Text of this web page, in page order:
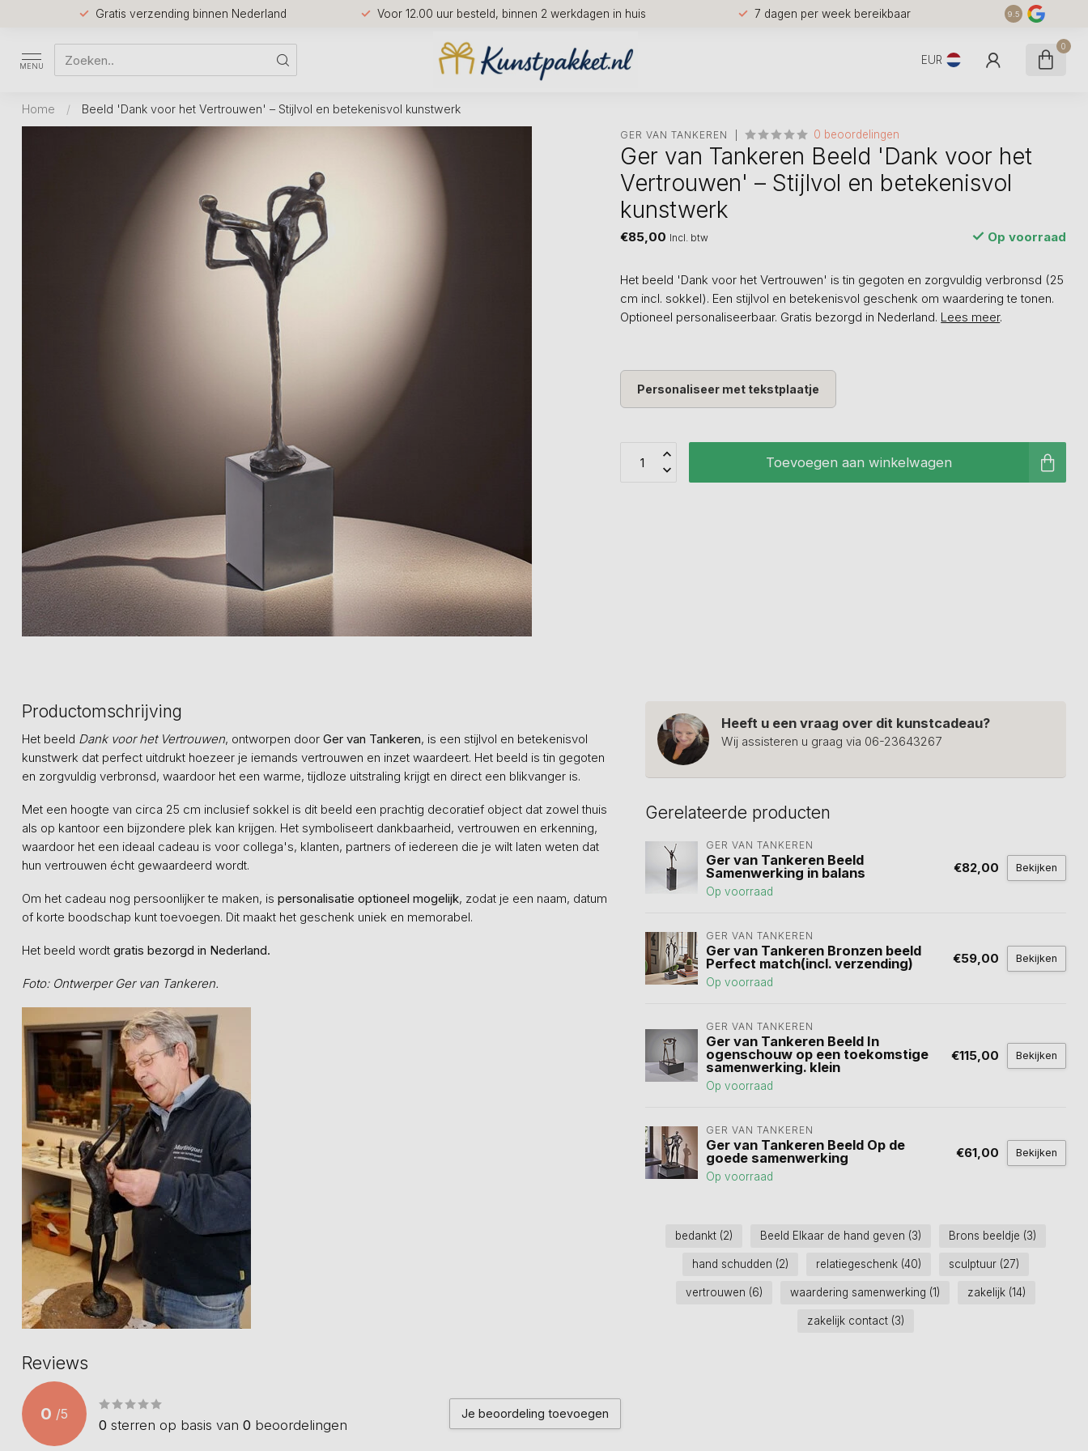
Gratis verzending binnen Nederland Voor 12.00 uur besteld, binnen 2 werkdagen in huis 7 dagen per week bereikbaar 9.5
MENU EUR
0
Home / Beeld 'Dank voor het Vertrouwen' – Stijlvol en betekenisvol kunstwerk
GER VAN TANKEREN 0 beoordelingen
Ger van Tankeren Beeld 'Dank voor het
Vertrouwen' – Stijlvol en betekenisvol
kunstwerk
€85,00 Incl. btw Op voorraad
Het beeld 'Dank voor het Vertrouwen' is tin gegoten en zorgvuldig verbronsd (25
cm incl. sokkel). Een stijlvol en betekenisvol geschenk om waardering te tonen.
Optioneel personaliseerbaar. Gratis bezorgd in Nederland. Lees meer.
Personaliseer met tekstplaatje
Toevoegen aan winkelwagen
Productomschrijving
Het beeld Dank voor het Vertrouwen, ontworpen door Ger van Tankeren, is een stijlvol en betekenisvol
kunstwerk dat perfect uitdrukt hoezeer je iemands vertrouwen en inzet waardeert. Het beeld is tin gegoten
en zorgvuldig verbronsd, waardoor het een warme, tijdloze uitstraling krijgt en direct een blikvanger is.
Met een hoogte van circa 25 cm inclusief sokkel is dit beeld een prachtig decoratief object dat zowel thuis
als op kantoor een bijzondere plek kan krijgen. Het symboliseert dankbaarheid, vertrouwen en erkenning,
waardoor het een ideaal cadeau is voor collega's, klanten, partners of iedereen die je wilt laten weten dat
hun vertrouwen écht gewaardeerd wordt.
Om het cadeau nog persoonlijker te maken, is personalisatie optioneel mogelijk, zodat je een naam, datum
of korte boodschap kunt toevoegen. Dit maakt het geschenk uniek en memorabel.
Het beeld wordt gratis bezorgd in Nederland.
Foto: Ontwerper Ger van Tankeren.
Reviews
0 /5
0 sterren op basis van 0 beoordelingen
Je beoordeling toevoegen
Heeft u een vraag over dit kunstcadeau?
Wij assisteren u graag via 06-23643267
Gerelateerde producten
GER VAN TANKEREN
Ger van Tankeren Beeld
Samenwerking in balans
Op voorraad
€82,00 Bekijken
GER VAN TANKEREN
Ger van Tankeren Bronzen beeld
Perfect match(incl. verzending)
Op voorraad
€59,00 Bekijken
GER VAN TANKEREN
Ger van Tankeren Beeld In
ogenschouw op een toekomstige
samenwerking. klein
Op voorraad
€115,00 Bekijken
GER VAN TANKEREN
Ger van Tankeren Beeld Op de
goede samenwerking
Op voorraad
€61,00 Bekijken
bedankt (2) Beeld Elkaar de hand geven (3) Brons beeldje (3)
hand schudden (2) relatiegeschenk (40) sculptuur (27)
vertrouwen (6) waardering samenwerking (1) zakelijk (14)
zakelijk contact (3)